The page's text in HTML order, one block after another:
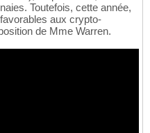
Toutefois, cette année,
aux crypto-
de Mme Warren.